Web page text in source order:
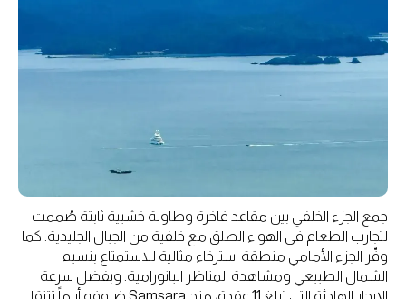
جمع الجزء الخلفي بين مقاعد فاخرة وطاولة خشبية ثابتة صُممت
لتجارب الطعام في الهواء الطلق مع خلفية من الجبال الجليدية. كما
وفّر الجزء الأمامي منطقة استرخاء مثالية للاستمتاع بنسيم
الشمال الطبيعي ومشاهدة المناظر البانورامية. وبفضل سرعة
الإبحار الهادئة التي تبلغ 11 عقدة، منح Samsara ضيوفه أياماً تتنقل